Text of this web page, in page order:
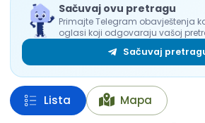
Sačuvaj ovu pretragu
Primajte Telegram obavještenja
oglasi koji odgovaraju vašoj
Sačuvaj
Lista Mapa